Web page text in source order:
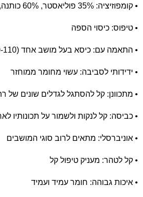
• קומפוזיציה: 35% פוליאסטר, 60% כותנה, 5% אלסטאן
• טיפוס: כיסוי הספה
• התאמה עם: כיסא בעל מושב אחד (70-110 ס "מ)
• ידידותי לסביבה: עשוי מחומר ממוחזר
• מתכוונן: קל להסתגל לגדלים שונים של
• כביסה: קל לנקות ולשמור על תכונותיו
• אוניברסלי: מתאים לרוב סוגי המושבים
• קל לטהר: מעניק טיפול קל
• איכות גבוהה: חומר עמיד ועמיד